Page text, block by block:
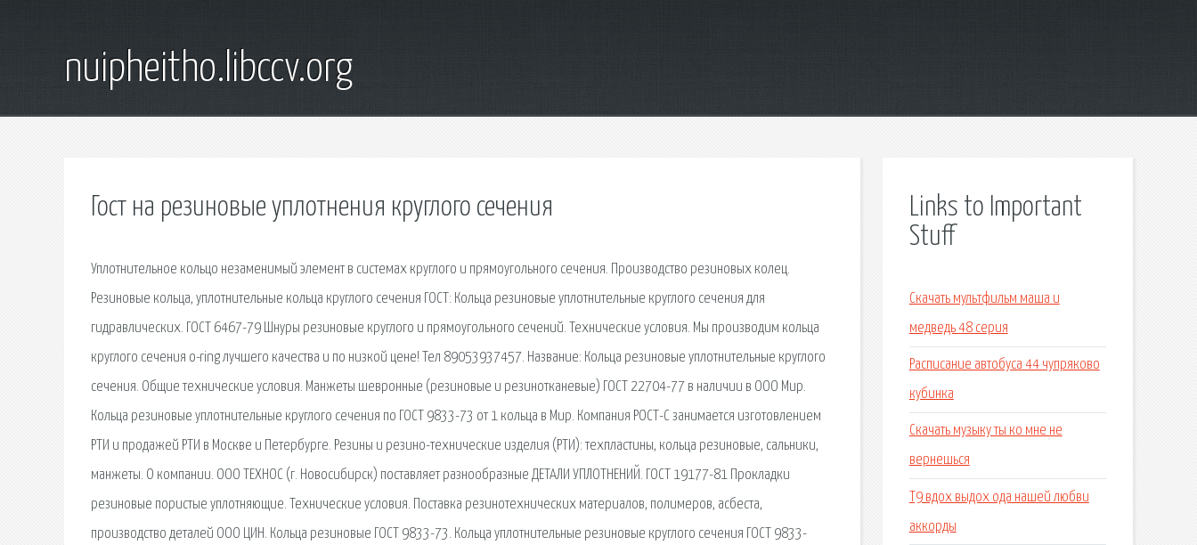
nuipheitho.libccv.org
Гост на резиновые уплотнения круглого сечения
Уплотнительное кольцо незаменимый элемент в системах круглого и прямоугольного сечения. Производство резиновых колец.
Резиновые кольца, уплотнительные кольца круглого сечения ГОСТ: Кольца резиновые уплотнительные круглого сечения для
гидравлических. ГОСТ 6467-79 Шнуры резиновые круглого и прямоугольного сечений. Технические условия. Мы производим кольца
круглого сечения o-ring лучшего качества и по низкой цене! Тел 89053937457. Название: Кольца резиновые уплотнительные круглого
сечения. Общие технические условия. Манжеты шевронные (резиновые и резинотканевые) ГОСТ 22704-77 в наличии в ООО Мир.
Кольца резиновые уплотнительные круглого сечения по ГОСТ 9833-73 от 1 кольца в Мир. Компания РОСТ-С занимается изготовлением
РТИ и продажей РТИ в Москве и Петербурге. Резины и резино-технические изделия (РТИ): техпластины, кольца резиновые, сальники,
манжеты. О компании. ООО ТЕХНОС (г. Новосибирск) поставляет разнообразные ДЕТАЛИ УПЛОТНЕНИЙ. ГОСТ 19177-81 Прокладки
резиновые пористые уплотняющие. Технические условия. Поставка резинотехнических материалов, полимеров, асбеста,
производство деталей ООО ЦИН. Кольца резиновые ГОСТ 9833-73. Кольца уплотнительные резиновые круглого сечения ГОСТ 9833-
Links to Important
Stuff
Скачать мультфильм маша и
медведь 48 серия
Расписание автобуса 44 чупряково
кубинка
Скачать музыку ты ко мне не
вернешься
Т9 вдох выдох ода нашей любви
аккорды